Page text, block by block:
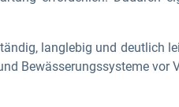
langlebig und deutlich
Bewässerungssysteme vor